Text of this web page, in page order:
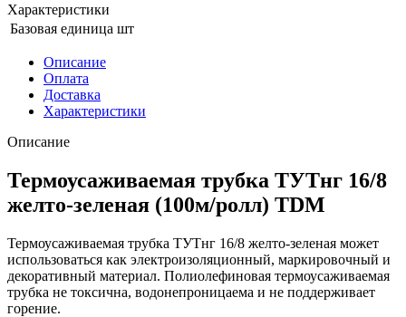
Характеристики
Базовая единица шт
Описание
Оплата
Доставка
Характеристики
Описание
Термоусаживаемая трубка ТУТнг 16/8
желто-зеленая (100м/ролл) TDM
Термоусаживаемая трубка ТУТнг 16/8 желто-зеленая может
использоваться как электроизоляционный, маркировочный и
декоративный материал. Полиолефиновая термоусаживаемая
трубка не токсична, водонепроницаема и не поддерживает
горение.